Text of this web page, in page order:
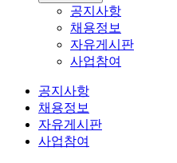
공지사항
채용정보
자유게시판
사업참여
공지사항
채용정보
자유게시판
사업참여